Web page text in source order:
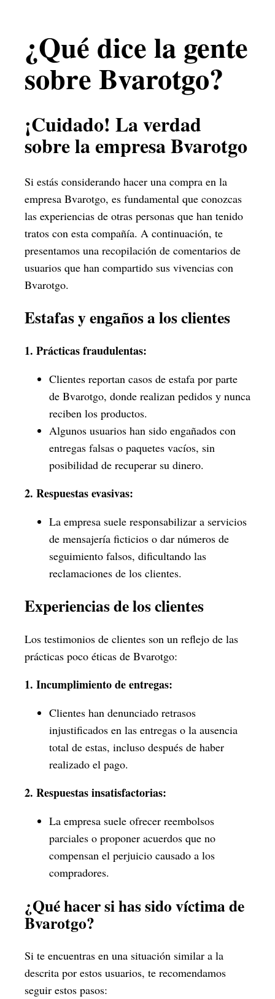
¿Qué dice la gente
sobre Bvarotgo?
¡Cuidado! La verdad
sobre la empresa Bvarotgo
Si estás considerando hacer una compra en la
empresa Bvarotgo, es fundamental que conozcas
las experiencias de otras personas que han tenido
tratos con esta compañía. A continuación, te
presentamos una recopilación de comentarios de
usuarios que han compartido sus vivencias con
Bvarotgo.
Estafas y engaños a los clientes
1. Prácticas fraudulentas:
Clientes reportan casos de estafa por parte
de Bvarotgo, donde realizan pedidos y nunca
reciben los productos.
Algunos usuarios han sido engañados con
entregas falsas o paquetes vacíos, sin
posibilidad de recuperar su dinero.
2. Respuestas evasivas:
La empresa suele responsabilizar a servicios
de mensajería ficticios o dar números de
seguimiento falsos, dificultando las
reclamaciones de los clientes.
Experiencias de los clientes
Los testimonios de clientes son un reflejo de las
prácticas poco éticas de Bvarotgo:
1. Incumplimiento de entregas:
Clientes han denunciado retrasos
injustificados en las entregas o la ausencia
total de estas, incluso después de haber
realizado el pago.
2. Respuestas insatisfactorias:
La empresa suele ofrecer reembolsos
parciales o proponer acuerdos que no
compensan el perjuicio causado a los
compradores.
¿Qué hacer si has sido víctima de
Bvarotgo?
Si te encuentras en una situación similar a la
descrita por estos usuarios, te recomendamos
seguir estos pasos: